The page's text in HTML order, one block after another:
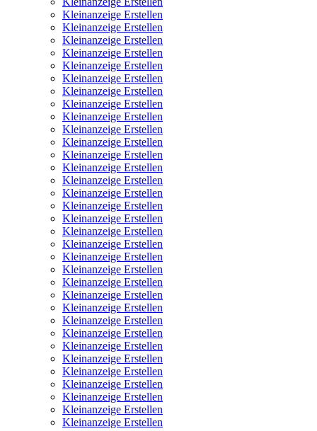
Kleinanzeige Erstellen
Kleinanzeige Erstellen
Kleinanzeige Erstellen
Kleinanzeige Erstellen
Kleinanzeige Erstellen
Kleinanzeige Erstellen
Kleinanzeige Erstellen
Kleinanzeige Erstellen
Kleinanzeige Erstellen
Kleinanzeige Erstellen
Kleinanzeige Erstellen
Kleinanzeige Erstellen
Kleinanzeige Erstellen
Kleinanzeige Erstellen
Kleinanzeige Erstellen
Kleinanzeige Erstellen
Kleinanzeige Erstellen
Kleinanzeige Erstellen
Kleinanzeige Erstellen
Kleinanzeige Erstellen
Kleinanzeige Erstellen
Kleinanzeige Erstellen
Kleinanzeige Erstellen
Kleinanzeige Erstellen
Kleinanzeige Erstellen
Kleinanzeige Erstellen
Kleinanzeige Erstellen
Kleinanzeige Erstellen
Kleinanzeige Erstellen
Kleinanzeige Erstellen
Kleinanzeige Erstellen
Kleinanzeige Erstellen
Kleinanzeige Erstellen